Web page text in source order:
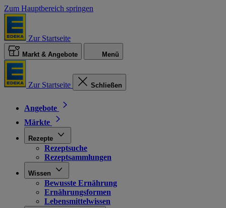
Zum Hauptbereich springen
Zur Startseite
Markt & Angebote Menü
Zur Startseite Schließen
Angebote
Märkte
Rezepte
Rezeptsuche
Rezeptsammlungen
Wissen
Bewusste Ernährung
Ernährungsformen
Lebensmittelwissen